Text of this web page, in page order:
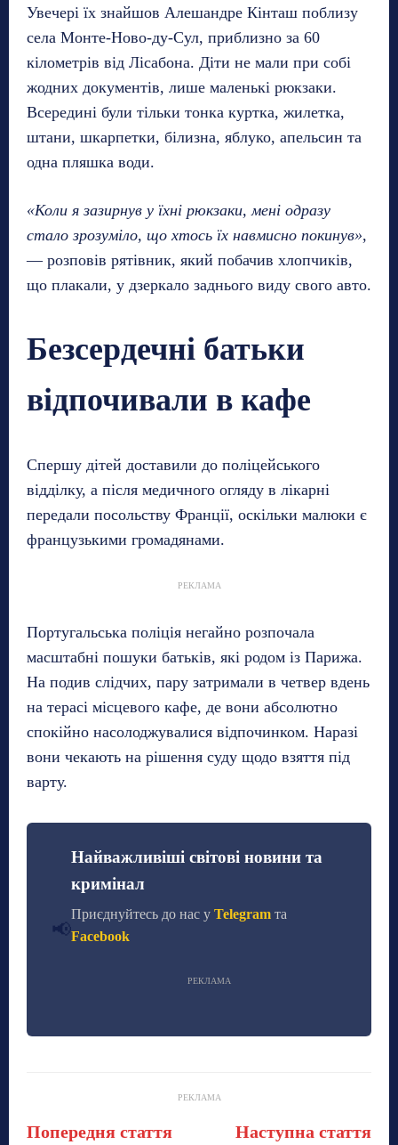
Увечері їх знайшов Алешандре Кінташ поблизу
села Монте-Ново-ду-Сул, приблизно за 60
кілометрів від Лісабона. Діти не мали при собі
жодних документів, лише маленькі рюкзаки.
Всередині були тільки тонка куртка, жилетка,
штани, шкарпетки, білизна, яблуко, апельсин та
одна пляшка води.
«Коли я зазирнув у їхні рюкзаки, мені одразу
стало зрозуміло, що хтось їх навмисно покинув»,
— розповів рятівник, який побачив хлопчиків,
що плакали, у дзеркало заднього виду свого авто.
Безсердечні батьки
відпочивали в кафе
Спершу дітей доставили до поліцейського
відділку, а після медичного огляду в лікарні
передали посольству Франції, оскільки малюки є
французькими громадянами.
РЕКЛАМА
Португальська поліція негайно розпочала
масштабні пошуки батьків, які родом із Парижа.
На подив слідчих, пару затримали в четвер вдень
на терасі місцевого кафе, де вони абсолютно
спокійно насолоджувалися відпочинком. Наразі
вони чекають на рішення суду щодо взяття під
варту.
📢
Найважливіші світові новини та
кримінал
Приєднуйтесь до нас у Telegram та
Facebook
РЕКЛАМА
РЕКЛАМА
Попередня стаття Наступна стаття